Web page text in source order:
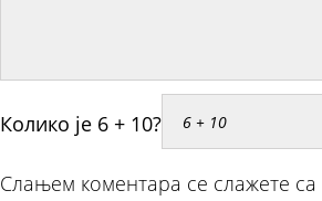
Колико је 6 + 10?
Слањем коментара се слажете са